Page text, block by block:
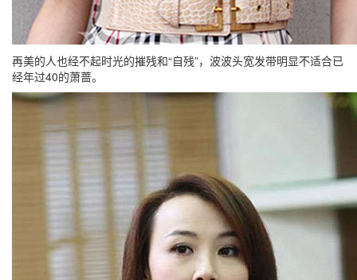
再美的人也经不起时光的摧残和“自残”，波波头宽发带明显不适合已
经年过40的萧蔷。